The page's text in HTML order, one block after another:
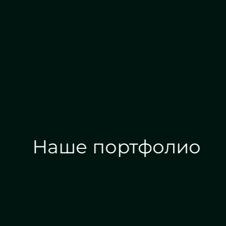
Наше портфолио